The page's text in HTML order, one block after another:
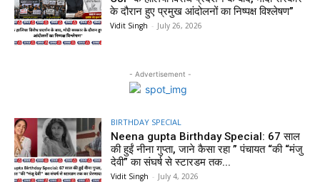
के दौरान हुए प्रमुख आंदोलनों का निष्पक्ष विश्लेषण”
Vidit Singh - July 26, 2026
- Advertisement -
BIRTHDAY SPECIAL
Neena gupta Birthday Special: 67 साल
की हुईं नीना गुप्ता, जाने कैसा रहा ” पंचायत “की “मंजु
देवी” का संघर्ष से स्टारडम तक...
Vidit Singh - July 4, 2026